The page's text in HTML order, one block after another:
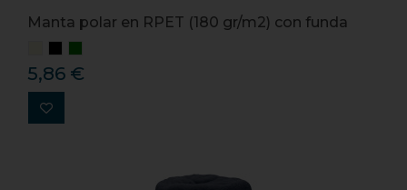
Manta polar en RPET (180 gr/m2) con funda
5,86 €